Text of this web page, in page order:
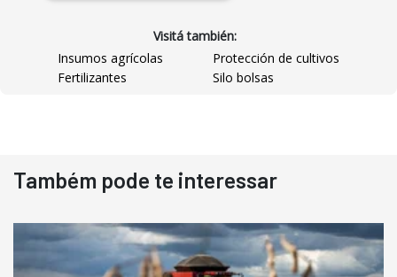
Pá Carregadeira Cat 966
Ano 1987
Visitá también:
Insumos agrícolas
Protección de cultivos
Fertilizantes
Silo bolsas
Também pode te interessar